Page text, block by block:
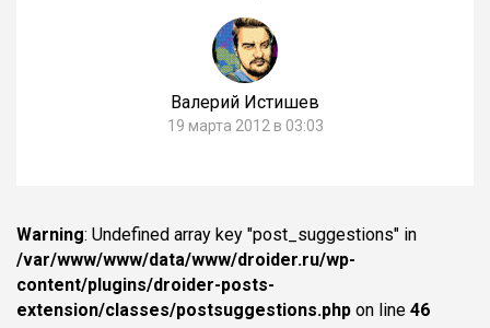
Валерий Истишев
19 марта 2012 в 03:03
Warning: Undefined array key "post_suggestions" in
/var/www/www/data/www/droider.ru/wp-
content/plugins/droider-posts-
extension/classes/postsuggestions.php on line 46